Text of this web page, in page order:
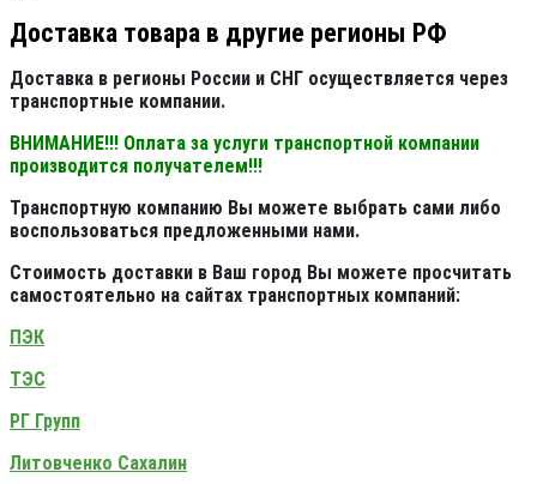
Доставка товара в другие регионы РФ
Доставка в регионы России и СНГ осуществляется через
транспортные компании.
ВНИМАНИЕ!!! Оплата за услуги транспортной компании
производится получателем!!!
Транспортную компанию Вы можете выбрать сами либо
воспользоваться предложенными нами.
Стоимость доставки в Ваш город Вы можете просчитать
самостоятельно на сайтах транспортных компаний:
ПЭК
ТЭС
РГ Групп
Литовченко Сахалин